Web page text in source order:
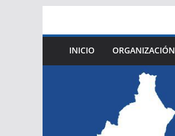
contenido
INICIO ORGANIZACIÓN